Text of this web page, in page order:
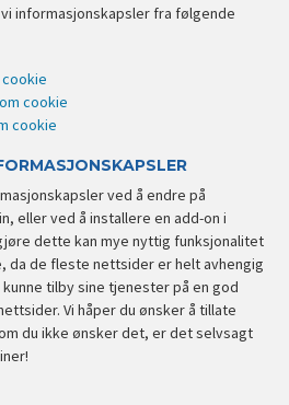
informasjonskapsler fra følgende
cookie
cookie
ved å endre på
eller ved å installere en add-on i
dette kan mye nyttig funksjonalitet
da de fleste nettsider er helt avhengig
tilby sine tjenester på en god
Vi håper du ønsker å tillate
du ikke ønsker det, er det selvsagt